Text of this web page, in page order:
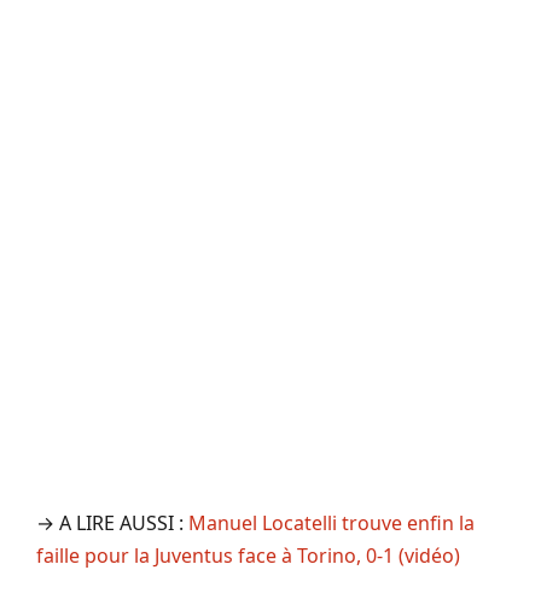
→ A LIRE AUSSI : Manuel Locatelli trouve enfin la
faille pour la Juventus face à Torino, 0-1 (vidéo)